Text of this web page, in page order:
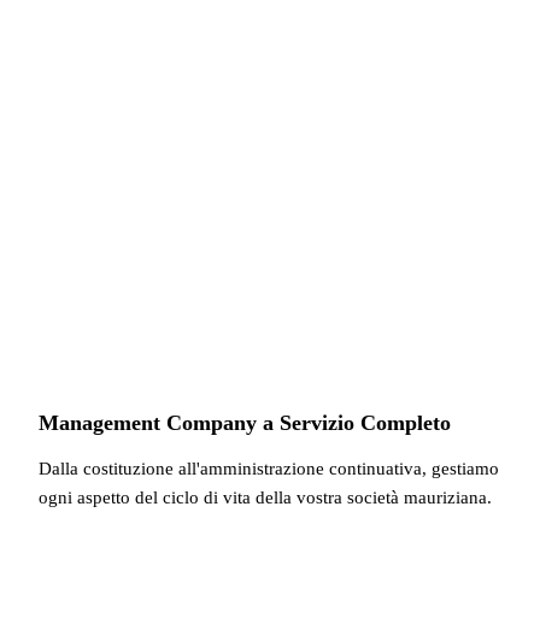
Management Company a Servizio Completo
Dalla costituzione all'amministrazione continuativa, gestiamo
ogni aspetto del ciclo di vita della vostra società mauriziana.